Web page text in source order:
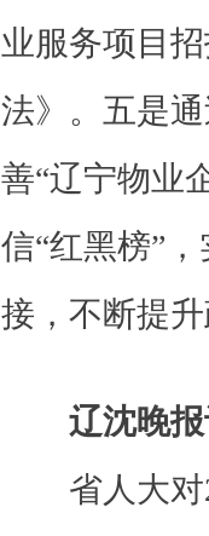
业服务项目
法》。五是
善“辽宁物业
信“红黑榜”
接，不断提
辽沈晚报
省人大对